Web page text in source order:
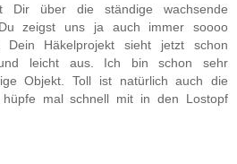
über die ständige wachsende
zeigst uns ja auch immer soooo
Häkelprojekt sieht jetzt schon
leicht aus. Ich bin schon sehr
Objekt. Toll ist natürlich auch die
mal schnell mit in den Lostopf